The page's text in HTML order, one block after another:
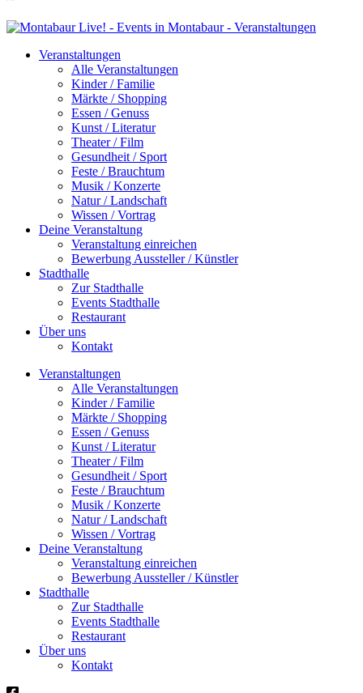
Veranstaltungen
Alle Veranstaltungen
Kinder / Familie
Märkte / Shopping
Essen / Genuss
Kunst / Literatur
Theater / Film
Gesundheit / Sport
Feste / Brauchtum
Musik / Konzerte
Natur / Landschaft
Wissen / Vortrag
Deine Veranstaltung
Veranstaltung einreichen
Bewerbung Aussteller / Künstler
Stadthalle
Zur Stadthalle
Events Stadthalle
Restaurant
Über uns
Kontakt
Veranstaltungen
Alle Veranstaltungen
Kinder / Familie
Märkte / Shopping
Essen / Genuss
Kunst / Literatur
Theater / Film
Gesundheit / Sport
Feste / Brauchtum
Musik / Konzerte
Natur / Landschaft
Wissen / Vortrag
Deine Veranstaltung
Veranstaltung einreichen
Bewerbung Aussteller / Künstler
Stadthalle
Zur Stadthalle
Events Stadthalle
Restaurant
Über uns
Kontakt